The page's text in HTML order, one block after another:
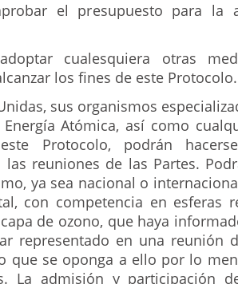
el presupuesto para la
cualesquiera otras
los fines de este Protocolo.
sus organismos
Atómica, así como
Protocolo, podrán
las reuniones de las Partes.
ya sea nacional o
con competencia en esferas
de ozono, que haya
representado en una reunión
que se oponga a ello por lo
La admisión y participación